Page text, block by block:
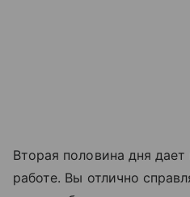
Вторая половина дня
работе. Вы отлично